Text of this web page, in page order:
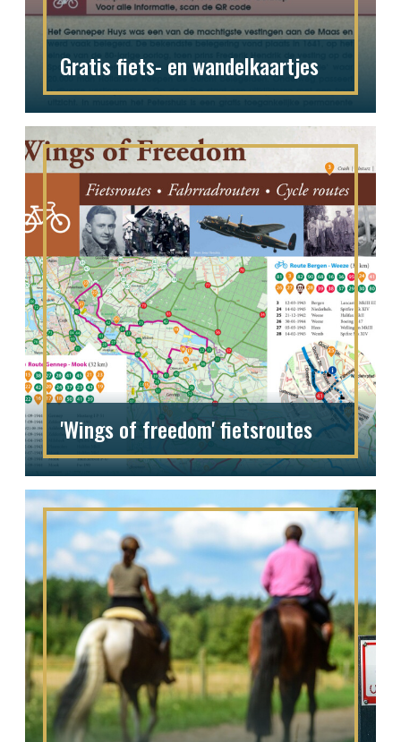
Gratis fiets- en wandelkaartjes
'Wings of freedom' fietsroutes